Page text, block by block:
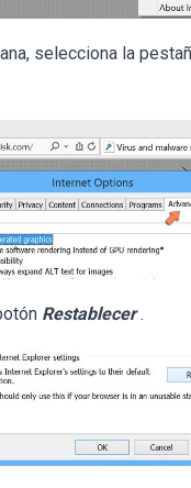
selecciona la
Restablecer .